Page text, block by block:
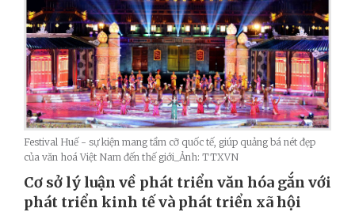
Festival Huế - sự kiện mang tầm cỡ quốc tế, giúp quảng bá nét đẹp
của văn hoá Việt Nam đến thế giới_Ảnh: TTXVN
Cơ sở lý luận về phát triển văn hóa gắn với
phát triển kinh tếvà phát triển xã hội